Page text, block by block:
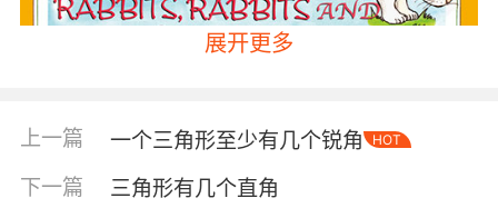
展开更多
上一篇 一个三角形至少有几个锐角 HOT
下一篇 三角形有几个直角